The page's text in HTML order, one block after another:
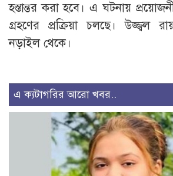
হস্তান্তর করা হবে। এ ঘটনায়
গ্রহণের প্রক্রিয়া চলছে। উজ্জ্বল
নড়াইল থেকে।
এ ক্যটাগরির আরো খবর..